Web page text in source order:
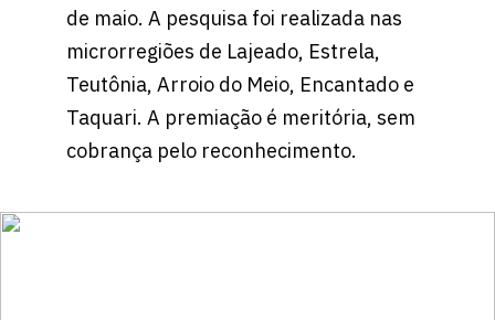
de maio. A pesquisa foi realizada nas
microrregiões de Lajeado, Estrela,
Teutônia, Arroio do Meio, Encantado e
Taquari. A premiação é meritória, sem
cobrança pelo reconhecimento.